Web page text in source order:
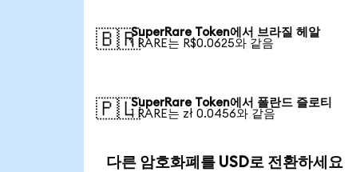
🇧🇷SuperRare Token에서 브라질 헤알
1 RARE는 R$0.0625와 같음
🇵🇱SuperRare Token에서 폴란드 즐로티
1 RARE는 zł 0.0456와 같음
다른 암호화폐를 USD로 전환하세요